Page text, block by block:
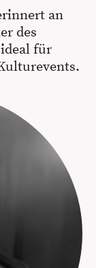
an
des
für